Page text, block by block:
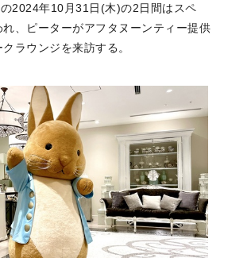
2024年10月31日(木)の2日間はスペ
、ピーターがアフタヌーンティー提供
ラウンジを来訪する。